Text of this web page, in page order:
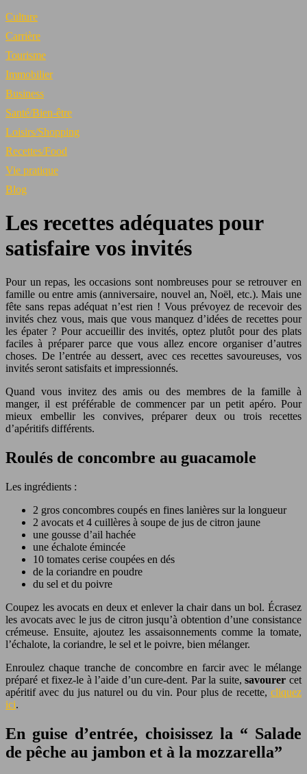
Culture
Carrière
Tourisme
Immobilier
Business
Santé/Bien-être
Loisirs/Shopping
Recettes/Food
Vie pratique
Blog
Les recettes adéquates pour
satisfaire vos invités
Pour un repas, les occasions sont nombreuses pour se retrouver en
famille ou entre amis (anniversaire, nouvel an, Noël, etc.). Mais une
fête sans repas adéquat n’est rien ! Vous prévoyez de recevoir des
invités chez vous, mais que vous manquez d’idées de recettes pour
les épater ? Pour accueillir des invités, optez plutôt pour des plats
faciles à préparer parce que vous allez encore organiser d’autres
choses. De l’entrée au dessert, avec ces recettes savoureuses, vos
invités seront satisfaits et impressionnés.
Quand vous invitez des amis ou des membres de la famille à
manger, il est préférable de commencer par un petit apéro. Pour
mieux embellir les convives, préparer deux ou trois recettes
d’apéritifs différents.
Roulés de concombre au guacamole
Les ingrédients :
2 gros concombres coupés en fines lanières sur la longueur
2 avocats et 4 cuillères à soupe de jus de citron jaune
une gousse d’ail hachée
une échalote émincée
10 tomates cerise coupées en dés
de la coriandre en poudre
du sel et du poivre
Coupez les avocats en deux et enlever la chair dans un bol. Écrasez
les avocats avec le jus de citron jusqu’à obtention d’une consistance
crémeuse. Ensuite, ajoutez les assaisonnements comme la tomate,
l’échalote, la coriandre, le sel et le poivre, bien mélanger.
Enroulez chaque tranche de concombre en farcir avec le mélange
préparé et fixez-le à l’aide d’un cure-dent. Par la suite,savourer cet
apéritif avec du jus naturel ou du vin. Pour plus de recette, cliquez
ici.
En guise d’entrée, choisissez la “ Salade
de pêche au jambon et à la mozzarella”